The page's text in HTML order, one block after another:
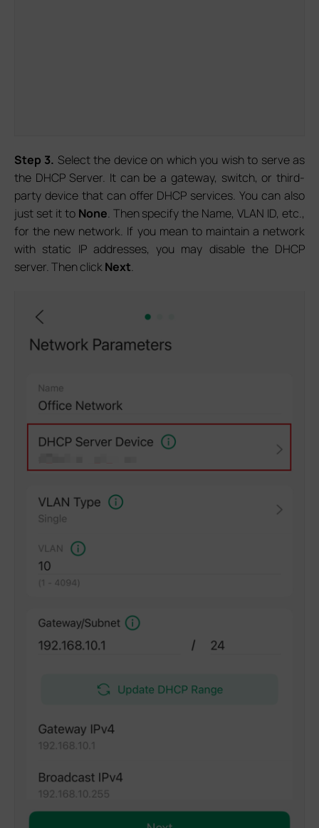
Step 3. Select the device on which you wish to serve as
the DHCP Server. It can be a gateway, switch, or third-
party device that can offer DHCP services. You can also
just set it to None. Then specify the Name, VLAN ID, etc.,
for the new network. If you mean to maintain a network
with static IP addresses, you may disable the DHCP
server. Then clickNext.